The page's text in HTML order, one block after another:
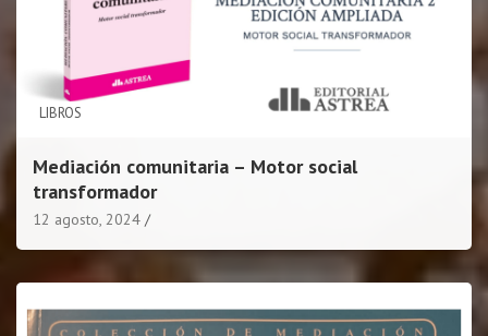
LIBROS
Mediación comunitaria – Motor social
transformador
12 agosto, 2024